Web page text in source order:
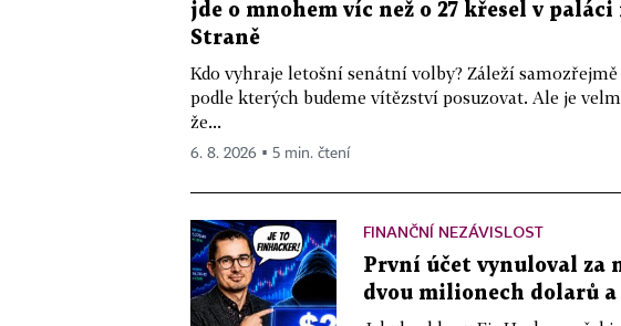
jde o mnohem víc než o 27 křesel v paláci
Straně
Kdo vyhraje letošní senátní volby? Záleží
podle kterých budeme vítězství posuzovat. Ale je
že...
6. 8. 2026 ▪ 5 min. čtení
FINANČNÍ NEZÁVISLOST
První účet vynuloval za
dvou milionech dolarů